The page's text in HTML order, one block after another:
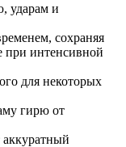
ударам и
сохраняя
при интенсивной
для некоторых
гирю от
аккуратный